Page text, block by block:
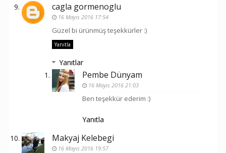
cagla gormenoglu
16 Mayıs 2016 17:54
Güzel bi ürünmüş teşekkürler :)
Yanıtla
Yanıtlar
Pembe Dünyam
16 Mayıs 2016 21:03
Ben teşekkür ederim :)
Yanıtla
Makyaj Kelebegi
16 Mayıs 2016 19:57